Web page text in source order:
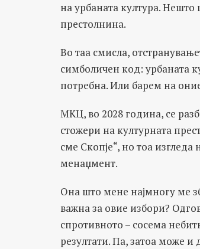
на урбаната култура.
престолнина.
Во таа смисла,
симболичен код: урбаната
потребна. Или барем на
МКЦ, во 2028 година, се
стожери на културната
сме Скопје“, но тоа
менаџмент.
Она што мене најмногу ме
важна за овие избори?
спротивното – сосема
резултати. Па, затоа може и